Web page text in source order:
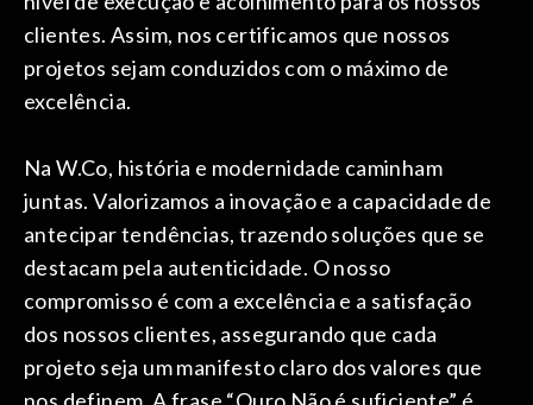
clientes. Assim, nos certificamos que nossos
projetos sejam conduzidos com o máximo de
excelência.
Na W.Co, história e modernidade caminham
juntas. Valorizamos a inovação e a capacidade de
antecipar tendências, trazendo soluções que se
destacam pela autenticidade. O nosso
compromisso é com a excelência e a satisfação
dos nossos clientes, assegurando que cada
projeto seja um manifesto claro dos valores que